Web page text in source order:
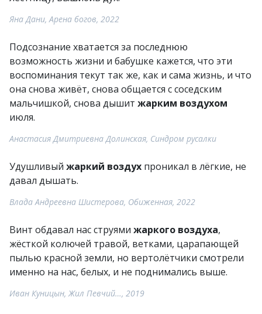
Яна Дани, Арена богов, 2022
Подсознание хватается за последнюю
возможность жизни и бабушке кажется, что эти
воспоминания текут так же, как и сама жизнь, и что
она снова живёт, снова общается с соседским
мальчишкой, снова дышит жарким воздухом
июля.
Анастасия Дмитриевна Долинская, Синдром русалки
Удушливый жаркий воздух проникал в лёгкие, не
давал дышать.
Влада Андреевна Шистерова, Обиженная, 2022
Винт обдавал нас струями жаркого воздуха,
жёсткой колючей травой, ветками, царапающей
пылью красной земли, но вертолётчики смотрели
именно на нас, белых, и не поднимались выше.
Иван Куницын, Жил Певчий…, 2019